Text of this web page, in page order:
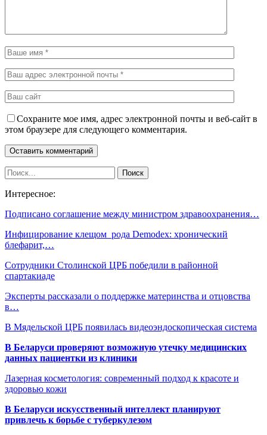
Сохраните мое имя, адрес электронной почты и веб-сайт в
этом браузере для следующего комментария.
Интересное:
Подписано соглашение между министром здравоохранения…
Инфицирование клещом рода Demodex: хронический
блефарит,…
Сотрудники Столинской ЦРБ победили в районной
спартакиаде
Эксперты рассказали о поддержке материнства и отцовства
в…
В Мядельской ЦРБ появилась видеоэндоскопическая система
В Беларуси проверяют возможную утечку медицинских
данных пациентки из клиники
Лазерная косметология: современный подход к красоте и
здоровью кожи
В Беларуси искусственный интеллект планируют
привлечь к борьбе с туберкулезом